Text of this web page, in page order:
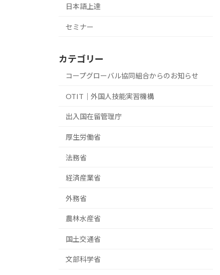
日本語上達
セミナー
カテゴリー
コープグローバル協同組合からのお知らせ
OTIT｜外国人技能実習機構
出入国在留管理庁
厚生労働省
法務省
経済産業省
外務省
農林水産省
国土交通省
文部科学省